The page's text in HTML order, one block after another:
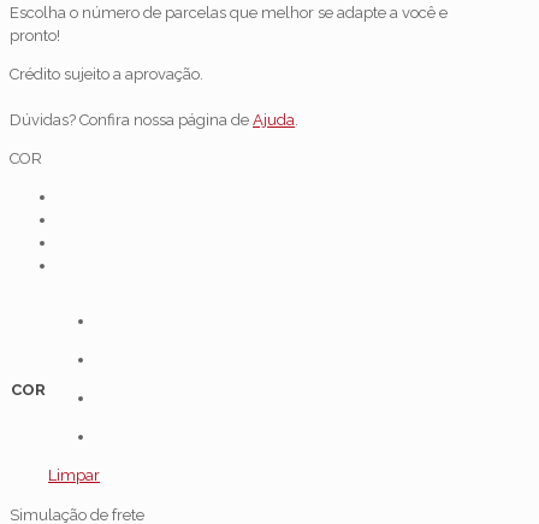
Escolha o número de parcelas que melhor se adapte a você e
pronto!
Crédito sujeito a aprovação.
Dúvidas? Confira nossa página de Ajuda
COR
COR
Limpar
Simulação de frete